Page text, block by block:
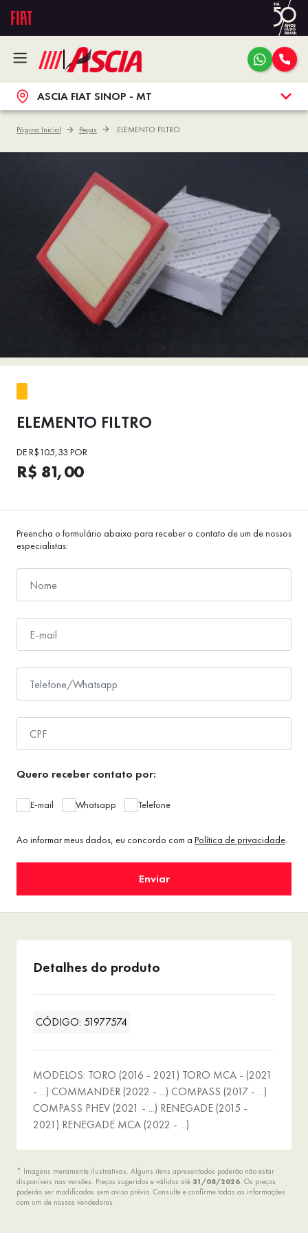
ASCIA FIAT SINOP - MT
Página Inicial Peças ELEMENTO FILTRO
ELEMENTO FILTRO
DE R$105,33 POR
R$ 81,00
Preencha o formulário abaixo para receber o contato de um de nossos
especialistas:
Quero receber contato por:
E-mail Whatsapp Telefone
Ao informar meus dados, eu concordo com a Política de privacidade.
Detalhes do produto
CÓDIGO: 51977574
MODELOS: TORO (2016 - 2021) TORO MCA - (2021
- ...) COMMANDER (2022 - ...) COMPASS (2017 - ...)
COMPASS PHEV (2021 - ...) RENEGADE (2015 -
2021) RENEGADE MCA (2022 - ...)
* Imagens meramente ilustrativas. Alguns itens apresentados poderão não estar
disponíveis nas versões. Preços sugeridos e válidos até 31/08/2026. Os preços
poderão ser modificados sem aviso prévio. Consulte e confirme todas as informações
com um de nossos vendedores.